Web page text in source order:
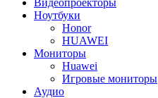
Видеопроекторы
Ноутбуки
Honor
HUAWEI
Мониторы
Huawei
Игровые мониторы
Аудио